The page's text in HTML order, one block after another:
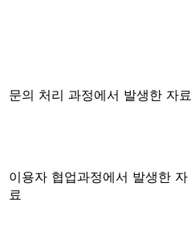
문의 처리 과정에서 발생한 자료
이용자 협업과정에서 발생한 자
료